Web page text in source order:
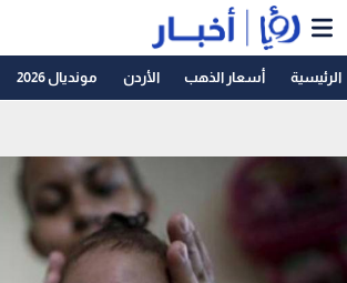
الرئيسية أسعار الذهب الأردن مونديال 2026